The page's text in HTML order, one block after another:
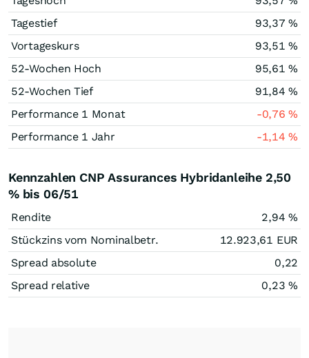
Tagestief
93,37 %
Vortageskurs
93,51%
52-Wochen Hoch
95,61%
52-Wochen Tief
91,84%
Performance 1 Monat
-0,76%
Performance 1 Jahr
-1,14%
Kennzahlen CNP Assurances Hybridanleihe 2,50
% bis 06/51
Rendite 2,94 %
Stückzins vom Nominalbetr.
12.923,61 EUR
Spread absolute
0,22
Spread relative
0,23 %